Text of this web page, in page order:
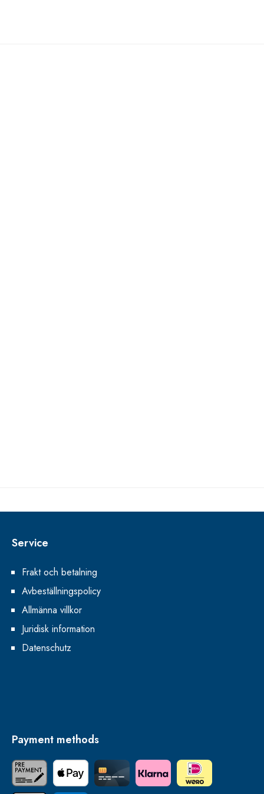
Service
Frakt och betalning
Avbeställningspolicy
Allmänna villkor
Juridisk information
Datenschutz
Payment methods